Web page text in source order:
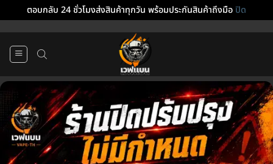
ตอบกลับ 24 ชั่วโมงส่งสินค้าทุกวัน พร้อมประกันสินค้าถึงมือปิด